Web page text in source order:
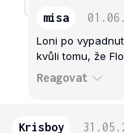
misa
Loni po
kvůli tomu, že
Reagovat
Krisboy